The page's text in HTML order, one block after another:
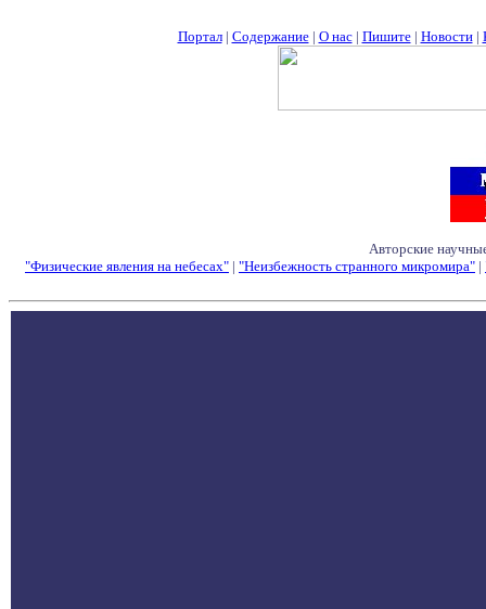
Портал| Содержание| О нас| Пишите| Новости|
Авторские
"Физические явления на небесах" | "Неизбежность странного микромира" |